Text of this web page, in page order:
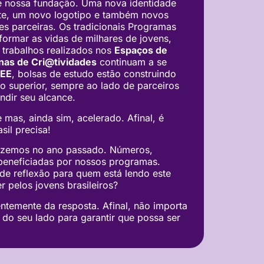
fundação. Uma nova identidade
um novo logotipo e também novos
parceiras. Os tradicionais Programas
as vidas de milhares de jovens,
realizados nos Espaços de
de Cri@tividadescontinuam a se
, bolsas de estudo estão construindo
superior, sempre ao lado de parceiros
seu alcance.
ainda sim, acelerado. Afinal, é
precisa!
no ano passado. Números,
por nossos programas.
reflexão para quem está lendo este
pelos jovens brasileiros?
da resposta. Afinal, não importa
seu lado para garantir que possa ser